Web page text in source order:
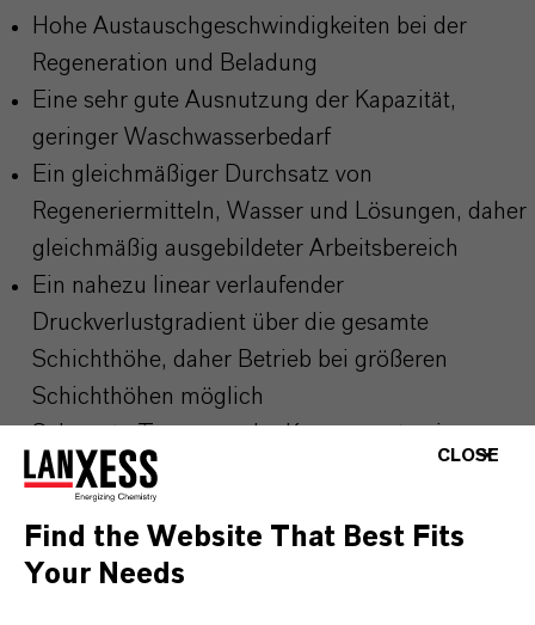
Hohe Austauschgeschwindigkeiten bei der
Regeneration und Beladung
Eine sehr gute Ausnutzung der Kapazität,
geringer Waschwasserbedarf
Ein gleichmäßiger Durchsatz von
Regeneriermitteln, Wasser und Lösungen, daher
gleichmäßig ausgebildeter Arbeitsbereich
Ein nahezu linear verlaufender
Druckverlustgradient über die gesamte
Schichthöhe, daher Betrieb bei größeren
Schichthöhen möglich
Mischbettfilter
Beim Einsatz von Lewatit® S 2568 zur Behandlung
CLOSE
Find the Website That Best Fits
Your Needs